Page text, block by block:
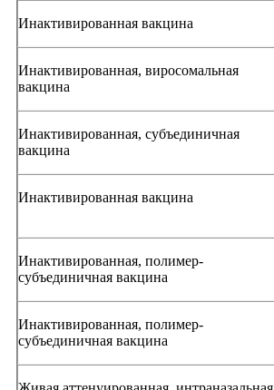
Инактивированная вакцина
Инактивированная, виросомальная
вакцина
Инактивированная, субъединичная
вакцина
Инактивированная вакцина
Инактивированная, полимер-
субъединичная вакцина
Инактивированная, полимер-
субъединичная вакцина